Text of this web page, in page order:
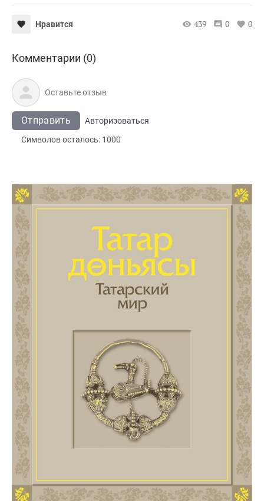
Нравится 439 0 0
Комментарии (0)
Отправить
Авторизоваться
Символов осталось: 1000